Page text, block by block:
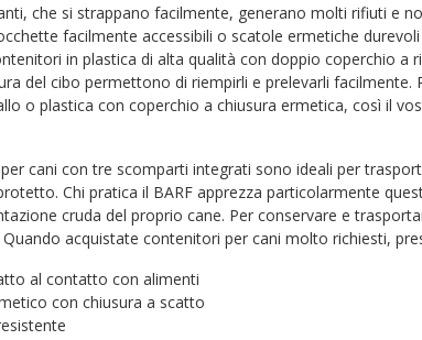
che si strappano facilmente, generano molti rifiuti e
facilmente accessibili o scatole ermetiche
in plastica di alta qualità con doppio coperchio a
del cibo permettono di riempirli e prelevarli
o plastica con coperchio a chiusura ermetica, così il
cani con tre scomparti integrati sono ideali per
Chi pratica il BARF apprezza particolarmente
cruda del proprio cane. Per conservare e
Quando acquistate contenitori per cani molto richiesti,
al contatto con alimenti
con chiusura a scatto